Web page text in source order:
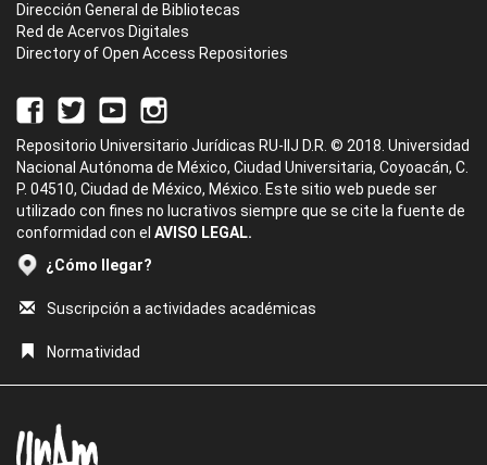
Dirección General de Bibliotecas
Red de Acervos Digitales
Directory of Open Access Repositories
Repositorio Universitario Jurídicas RU-IIJ D.R. © 2018. Universidad
Nacional Autónoma de México, Ciudad Universitaria, Coyoacán, C.
P. 04510, Ciudad de México, México. Este sitio web puede ser
utilizado con fines no lucrativos siempre que se cite la fuente de
conformidad con el AVISO LEGAL.
¿Cómo llegar?
Suscripción a actividades académicas
Normatividad